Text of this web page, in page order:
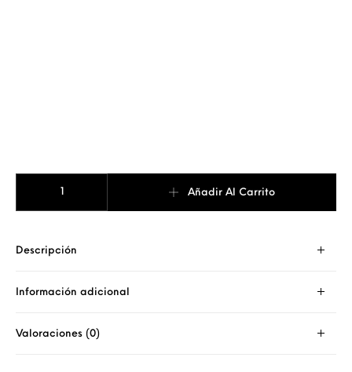
Añadir Al Carrito
Descripción
Información adicional
Valoraciones (0)